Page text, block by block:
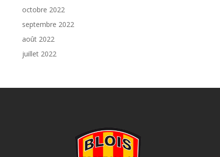
octobre 2022
septembre 2022
août 2022
juillet 2022